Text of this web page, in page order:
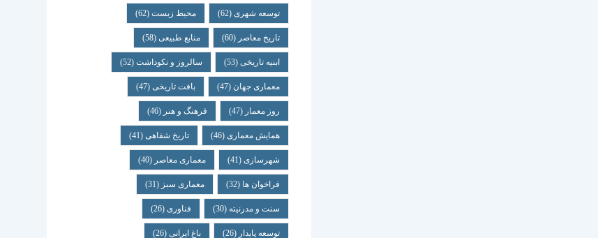
توسعه شهری(62) محیط زیست(62)
تاریخ معاصر (60) منابع طبیعی(58)
ابنیه تاریخی(53) سالروز و نکوداشت(52)
معماری جهان (47) بافت تاریخی(47)
روز معمار (47) فرهنگ و هنر (46)
همایش معماری(46) تاریخ شفاهی(41)
شهرسازی(41) معماری معاصر (40)
فراخوان ها (32) معماری سبز (31)
سنت و مدرنیته (30) فناوری(26)
توسعه پایدار (26) باغ ایرانی(26)